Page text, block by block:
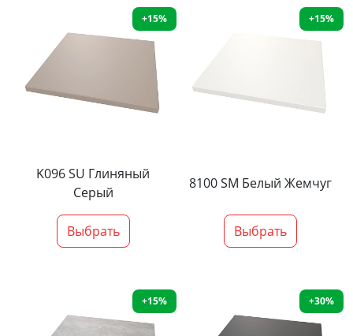
+15%
K096 SU Глиняный
Серый
Выбрать
+15%
8100 SM Белый Жемчуг
Выбрать
+15% +30%